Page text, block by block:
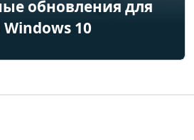
обновления для
10